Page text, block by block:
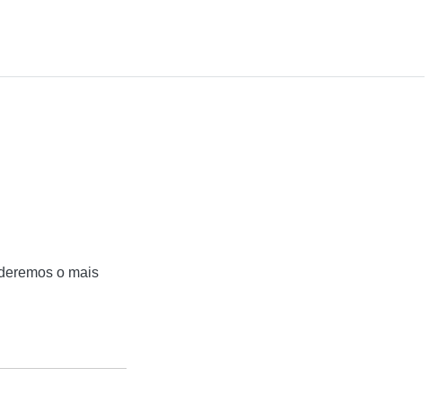
o mais